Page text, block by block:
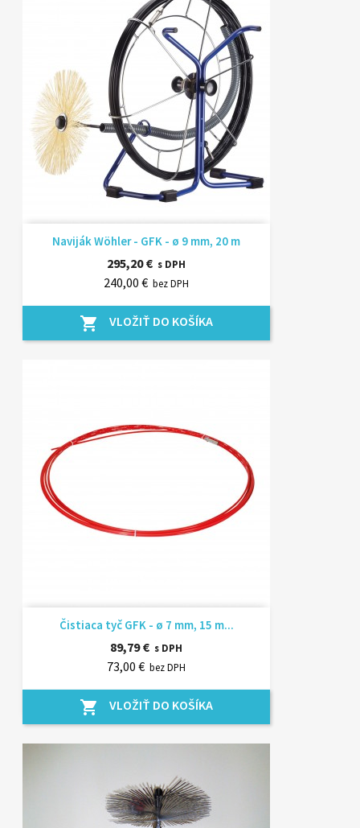
Naviják Wöhler - GFK - ø 9 mm, 20 m
295,20 € s DPH
240,00 € bez DPH
shopping_cart VLOŽIŤ DO KOŠÍKA
Čistiaca tyč GFK - ø 7 mm, 15 m...
89,79 € s DPH
73,00 € bez DPH
shopping_cart VLOŽIŤ DO KOŠÍKA